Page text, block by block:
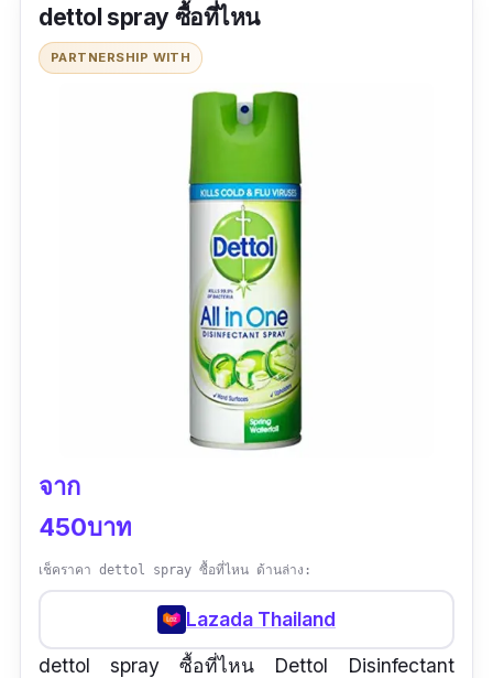
ทำความสะอาดได้อย่างล้ำลึก
ไม่แห้งตึงหลังใช้ ผิวชุ่มชื้น
dettol spray ซื้อที่ไหน
PARTNERSHIP WITH
จาก
450บาท
เช็คราคา dettol spray ซื้อที่ไหน ด้านล่าง:
Lazada Thailand
dettol spray ซื้อที่ไหน Dettol Disinfectant